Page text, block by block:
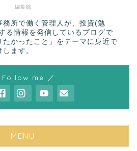
編集部
務所で働く管理人が、投資(勉
る情報を発信しているブログで
かったこと」をテーマに身近で
ます。
Follow me ／
MENU